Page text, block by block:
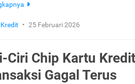
• 25 Februari 2026
Ciri Chip Kartu
Gagal Terus